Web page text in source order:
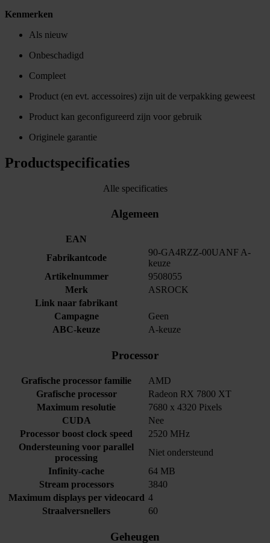
Kenmerken
Als nieuw
Onbeschadigd
Compleet
Product (en evt. accessoires) zijn uit de verpakking geweest
Product kan geconfigureerd zijn voor gebruik
Originele garantie
Productspecificaties
Alle specificaties
Algemeen
EAN
Fabrikantcode
90-GA4RZZ-00UANF A-
keuze
Artikelnummer
9508055
Merk
ASROCK
Link naar fabrikant
Campagne
Geen
ABC-keuze
A-keuze
Processor
Grafische processor familie
AMD
Grafische processor
Radeon RX 7800 XT
Maximum resolutie
7680 x 4320 Pixels
CUDA
Nee
Processor boost clock speed
2520 MHz
Ondersteuning voor parallel
processing
Niet ondersteund
Infinity-cache
64 MB
Stream processors
3840
Maximum displays per videocard 4
Straalversnellers
60
Geheugen